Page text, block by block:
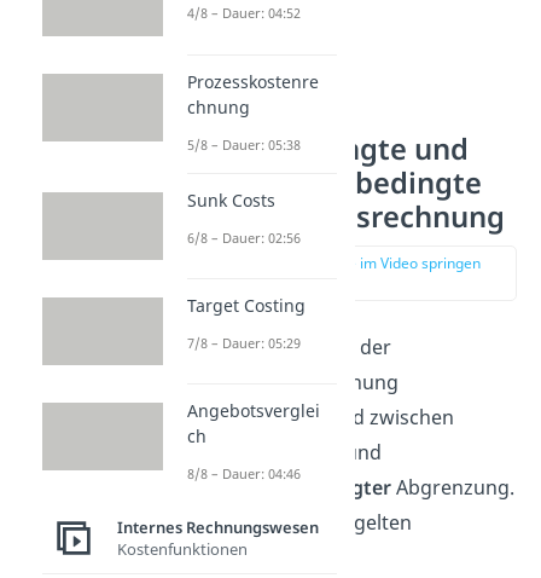
Ansatzbedingte und
bewertungsbedingte
Abgrenzungsrechnung
zur Stelle im Video springen
Wichtig ist, dass in der
Abgrenzungsrechnung
unterschieden wird zwischen
und
bewertungsbedingterAbgrenzung.
Als ansatzbedingt gelten
Zusatzerlöse
4/8 – Dauer: 04:52
Prozesskostenre
chnung
5/8 – Dauer: 05:38
Sunk Costs
6/8 – Dauer: 02:56
Target Costing
7/8 – Dauer: 05:29
Angebotsverglei
ch
8/8 – Dauer: 04:46
Internes Rechnungswesen
Kostenfunktionen